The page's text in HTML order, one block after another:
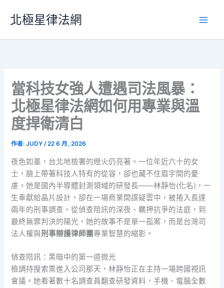
要
北極星律法網
當科技女強人遭遇司法風暴：
北極星律法網如何用專業與溫
度捍衛清白
作者:JUDY/22 6 月, 2026
夜色如墨，台北地檢署的燈火仍亮著。一位年近六十的女
士，臉上帶著科技人特有的從容，卻也藏不住眉宇間的憂
慮。她是國內半導體封測領域的研發長——林靜怡(化名)，一
生奉獻給晶片設計，卻在一場商業間諜疑雲中，被捲入長達
兩年的刑事調查。從偵查陪訊的深夜、羈押抗爭的法庭，到
最終無罪判決的陽光，她的故事不是單一孤案，而是台灣司
法人權與刑事辯護律師團專業智慧的縮影。
偵查陪訊：黑暗中的第一道微光
檢調持搜索票進入公司那天，林靜怡正在主持一場跨國視訊
會議。她看著數十名調查員翻查研發資料，手機、電腦全數